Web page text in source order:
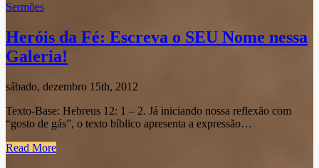
Sermões
Heróis da Fé: Escreva o SEU Nome nessa
Galeria!
sábado, dezembro 15th, 2012
Texto-Base: Hebreus 12: 1 – 2. Já iniciando nossa reflexão com
“gosto de gás”, o texto bíblico apresenta a expressão…
Read More